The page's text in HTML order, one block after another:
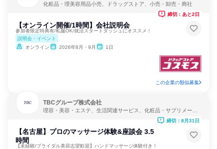
化粧品・理美容用品小売、ドラッグストア、小売・卸売・商社
【オンライン開催/1時間】会社説明会
参加者限定特典有/私服OK/就活スタートダッシュにオススメ！
説明会・イベント
オンライン
2026年8月・9月 1日
締切：あと2日
この企業の類似募集
TBCグループ株式会社
理容・美容・エステ、生活関連サービス、化粧品・サプリメーカ
【名古屋】プロのマッサージ体験&座談会 3.5
時間
【未経験/ブライダル美容志望歓迎】ハンドマッサージ体験付き！
締切：8月31日